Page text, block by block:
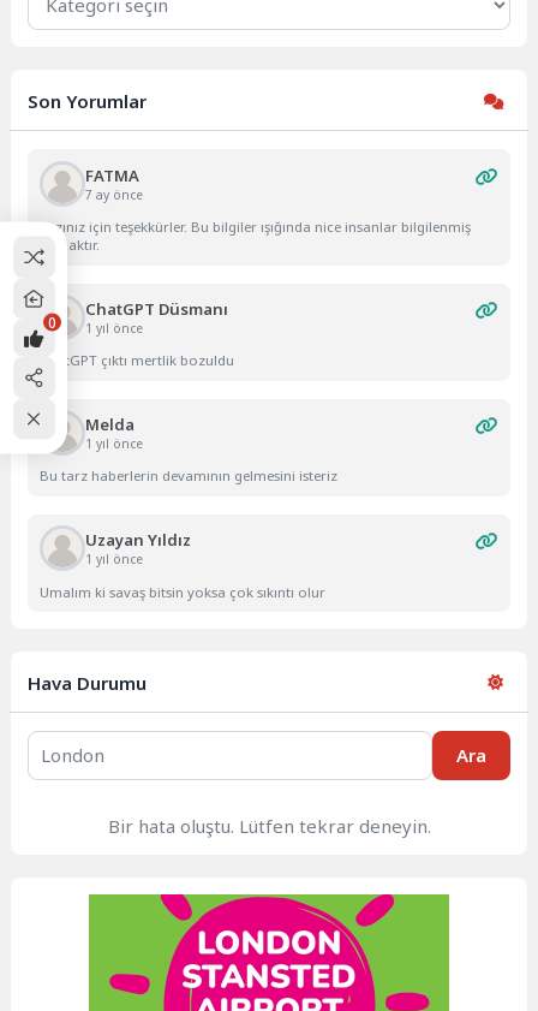
Son Yorumlar
FATMA
7 ay önce
Yazınız için teşekkürler. Bu bilgiler ışığında nice insanlar bilgilenmiş
olacaktır.
ChatGPT Düsmanı
1 yıl önce
ChatGPT çıktı mertlik bozuldu
Melda
1 yıl önce
Bu tarz haberlerin devamının gelmesini isteriz
Uzayan Yıldız
1 yıl önce
Umalım ki savaş bitsin yoksa çok sıkıntı olur
Hava Durumu
Ara
Bir hata oluştu. Lütfen tekrar deneyin.
0